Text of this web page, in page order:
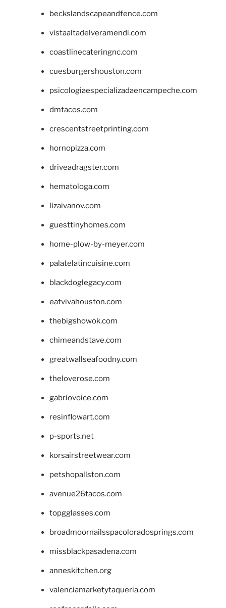
beckslandscapeandfence.com
vistaaltadelveramendi.com
coastlinecateringnc.com
cuesburgershouston.com
psicologiaespecializadaencampeche.com
dmtacos.com
crescentstreetprinting.com
hornopizza.com
driveadragster.com
hematologa.com
lizaivanov.com
guesttinyhomes.com
home-plow-by-meyer.com
palatelatincuisine.com
blackdoglegacy.com
eatvivahouston.com
thebigshowok.com
chimeandstave.com
greatwallseafoodny.com
theloverose.com
gabriovoice.com
resinflowart.com
p-sports.net
korsairstreetwear.com
petshopallston.com
avenue26tacos.com
topgglasses.com
broadmoornailsspacoloradosprings.com
missblackpasadena.com
anneskitchen.org
valenciamarketytaqueria.com